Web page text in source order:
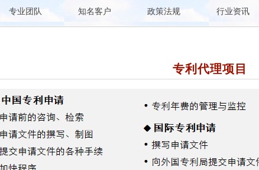
专业团队 知名客户 政策法规 行业资讯
专利代理项目